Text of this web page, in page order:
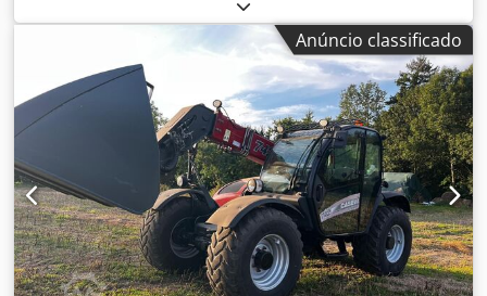
de combustível:diesel, velocidade máxima:30 km/h,
07/2017, próxima inspeção (TÜV):
, tamanho do pneu traseiro:500/85 R24, número
da máquina/veículo:
YHG233775, Equipamento:
acoplamento de reboque, ar condicionado, cabina,
cortador de colza, iluminação, Em nome de um titular
autorizado, oferecemos o seguinte artigo usado para
venda: Colheitadeira Case-IH AF 7240 com rotor ST Número
de chassis: YHG233775 Rotor ST longitudinal Versão de 30
km/h 6 cilindros Potência: 366 kW (497 cv) Rodas
dianteiras: esteira de borracha suspensa 610mm Rodas
traseiras: 500/85 R24 Pacote de faróis de trabalho HID
Anúncio classificado